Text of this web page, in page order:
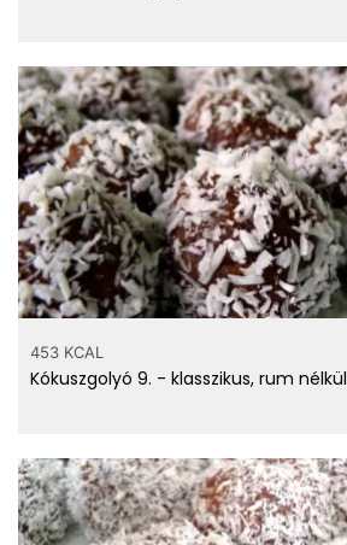
453 KCAL
Kókuszgolyó 9. - klasszikus, rum nélkül